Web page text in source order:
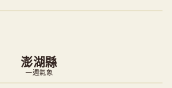
澎湖縣
一週氣象